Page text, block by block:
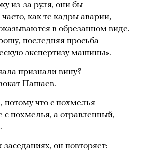
из-за руля, они бы
как те кадры аварии,
в обрезанном виде.
последняя просьба —
экспертизу машины».
признали вину?
Пашаев.
что с похмелья
похмелья, а отравленный, —
он повторяет: